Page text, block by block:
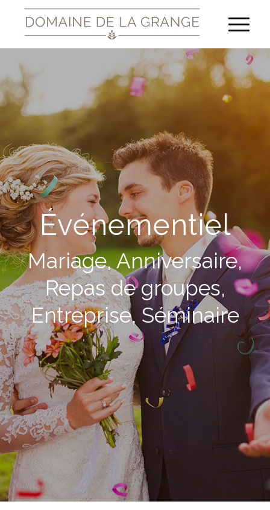
Événementiel
Mariage, Anniversaire,
Repas de groupes,
Entreprise, Séminaire